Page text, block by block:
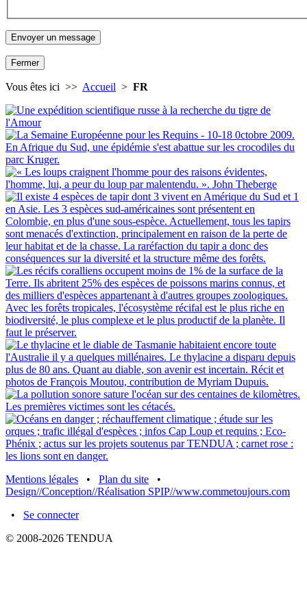
Fermer
Vous êtes ici >> Accueil > FR
Mentions légales • Plan du site
•
Design//Conception//Réalisation SPIP//www.commetoujours.com
• Se connecter
© 2008-2026 TENDUA